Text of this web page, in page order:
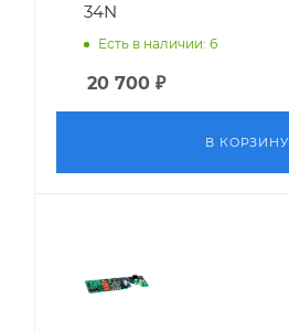
34N
Есть в наличии: 6
20 700 ₽
В КОРЗИНУ